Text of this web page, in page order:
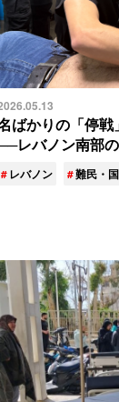
ばかりの「停
レバノン南部
レバノン 難民・